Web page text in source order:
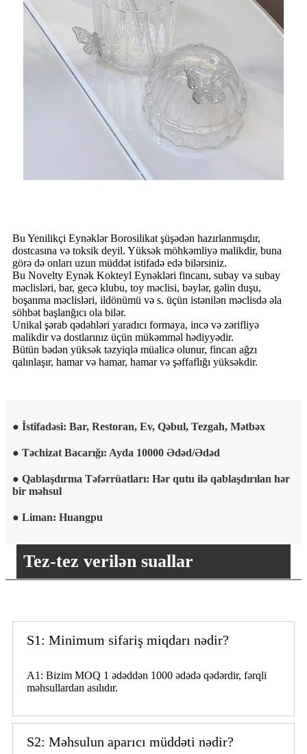
Bu Yenilikçi Eynəklər Borosilikat şüşədən hazırlanmışdır,
dostcasına və toksik deyil. Yüksək möhkəmliyə malikdir, buna
görə də onları uzun müddət istifadə edə bilərsiniz.
Bu Novelty Eynək Kokteyl Eynəkləri fincanı, subay və subay
məclisləri, bar, gecə klubu, toy məclisi, bəylər, gəlin duşu,
boşanma məclisləri, ildönümü və s. üçün istənilən məclisdə əla
söhbət başlanğıcı ola bilər.
Unikal şərab qədəhləri yaradıcı formaya, incə və zərifliyə
malikdir və dostlarınız üçün mükəmməl hədiyyədir.
Bütün bədən yüksək təzyiqlə müalicə olunur, fincan ağzı
qalınlaşır, hamar və hamar, hamar və şəffaflığı yüksəkdir.
● İstifadəsi: Bar, Restoran, Ev, Qəbul, Tezgah, Mətbəx
● Təchizat Bacarığı: Ayda 10000 Ədəd/Ədəd
● Qablaşdırma Təfərrüatları: Hər qutu ilə qablaşdırılan hər
bir məhsul
● Liman: Huangpu
Tez-tez verilən suallar
S1: Minimum sifariş miqdarı nədir?
A1: Bizim MOQ 1 ədəddən 1000 ədədə qədərdir, fərqli
məhsullardan asılıdır.
S2: Məhsulun aparıcı müddəti nədir?